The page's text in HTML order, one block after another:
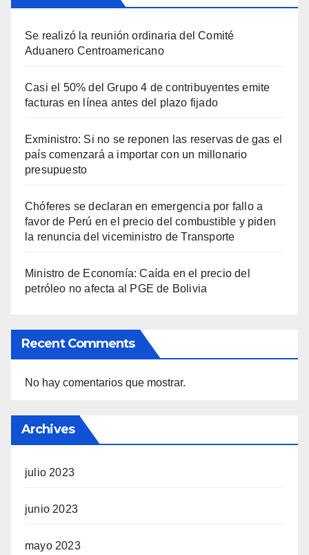
Se realizó la reunión ordinaria del Comité
Aduanero Centroamericano
Casi el 50% del Grupo 4 de contribuyentes emite
facturas en línea antes del plazo fijado
Exministro: Si no se reponen las reservas de gas el
país comenzará a importar con un millonario
presupuesto
Chóferes se declaran en emergencia por fallo a
favor de Perú en el precio del combustible y piden
la renuncia del viceministro de Transporte
Ministro de Economía: Caída en el precio del
petróleo no afecta al PGE de Bolivia
Recent Comments
No hay comentarios que mostrar.
Archives
julio 2023
junio 2023
mayo 2023